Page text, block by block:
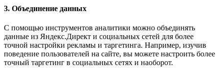
3. Объединение данных
С помощью инструментов аналитики можно объединять
данные из Яндекс.Директ и социальных сетей для более
точной настройки рекламы и таргетинга. Например, изучив
поведение пользователей на сайте, вы можете настроить более
точный таргетинг в социальных сетях и наоборот.